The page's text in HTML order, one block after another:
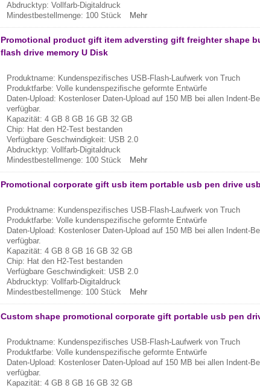
Abdrucktyp: Vollfarb-Digitaldruck
Mindestbestellmenge: 100 Stück
Mehr
Promotional product gift item adversting gift freighter shape
flash drive memory U Disk
Produktname: Kundenspezifisches USB-Flash-Laufwerk von Truch
Produktfarbe: Volle kundenspezifische geformte Entwürfe
Daten-Upload: Kostenloser Daten-Upload auf 150 MB bei allen Indent-
verfügbar.
Kapazität: 4 GB 8 GB 16 GB 32 GB
Chip: Hat den H2-Test bestanden
Verfügbare Geschwindigkeit: USB 2.0
Abdrucktyp: Vollfarb-Digitaldruck
Mindestbestellmenge: 100 Stück
Mehr
Promotional corporate gift usb item portable usb pen drive
Produktname: Kundenspezifisches USB-Flash-Laufwerk von Truch
Produktfarbe: Volle kundenspezifische geformte Entwürfe
Daten-Upload: Kostenloser Daten-Upload auf 150 MB bei allen Indent-
verfügbar.
Kapazität: 4 GB 8 GB 16 GB 32 GB
Chip: Hat den H2-Test bestanden
Verfügbare Geschwindigkeit: USB 2.0
Abdrucktyp: Vollfarb-Digitaldruck
Mindestbestellmenge: 100 Stück
Mehr
Custom shape promotional corporate gift portable usb pen
Produktname: Kundenspezifisches USB-Flash-Laufwerk von Truch
Produktfarbe: Volle kundenspezifische geformte Entwürfe
Daten-Upload: Kostenloser Daten-Upload auf 150 MB bei allen Indent-
verfügbar.
Kapazität: 4 GB 8 GB 16 GB 32 GB